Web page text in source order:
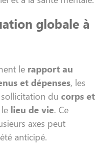
globale à
le rapport au
et dépenses, les
du corps et
lieu de vie. Ce
axes peut
anticipé.